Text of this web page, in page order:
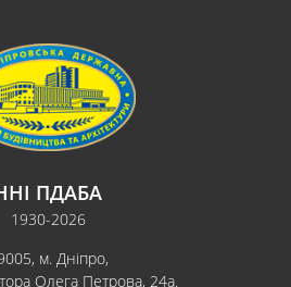
ПДАБА
1930-2026
м. Дніпро,
Олега Петрова, 24а.